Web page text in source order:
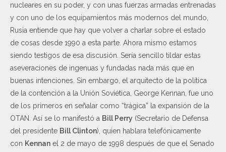
nucleares en su poder, y con unas fuerzas armadas entrenadas
y con uno de los equipamientos más modernos del mundo,
Rusia entiende que hay que volver a charlar sobre el estado
de cosas desde 1990 a esta parte. Ahora mismo estamos
siendo testigos de esa discusión. Sería sencillo tildar estas
aseveraciones de ingenuas y fundadas nada más que en
buenas intenciones. Sin embargo, el arquitecto de la política
de la contención a la Unión Soviética, George Kennan, fue uno
de los primeros en señalar como “trágica” la expansión de la
OTAN. Así se lo manifestó a Bill Perry (Secretario de Defensa
del presidente Bill Clinton), quien hablara telefónicamente
con Kennan el 2 de mayo de 1998 después de que el Senado